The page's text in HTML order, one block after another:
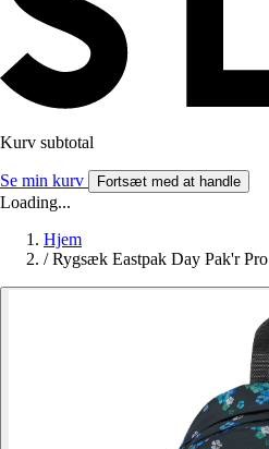
Kurv subtotal
Se min kurv Fortsæt med at handle
Loading...
Hjem
/ Rygsæk Eastpak Day Pak'r Pro